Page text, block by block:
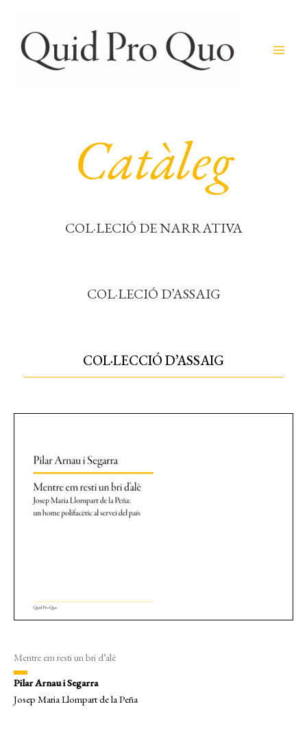
contenido
Catàleg
COL·LECIÓ DE NARRATIVA
COL·LECIÓ D’ASSAIG
COL·LECCIÓ D’ASSAIG
Mentre em resti un bri d’alè
Pilar Arnau i Segarra
Josep Maria Llompart de la Peña